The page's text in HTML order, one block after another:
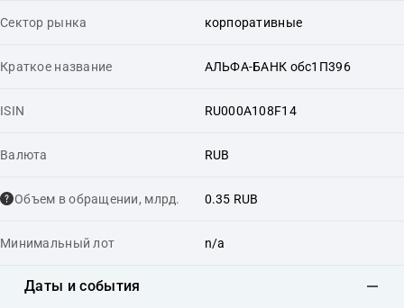
Сектор рынка корпоративные
Краткое название АЛЬФА-БАНК обс1П396
ISIN RU000A108F14
Валюта RUB
Объем в обращении, млрд. 0.35 RUB
Минимальный лот n/a
Даты и события